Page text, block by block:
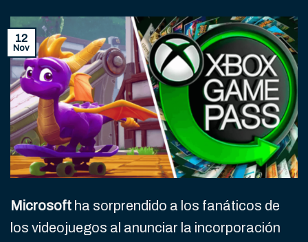
12
Nov
Microsoft ha sorprendido a los fanáticos de
los videojuegos al anunciar la incorporación